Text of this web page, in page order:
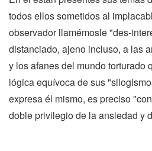
todos ellos sometidos al
observador llamémosle "des-
distanciado, ajeno incluso, a las
y los afanes del mundo torturado
lógica equívoca de sus
expresa él mismo, es preciso
doble privilegio de la ansiedad y